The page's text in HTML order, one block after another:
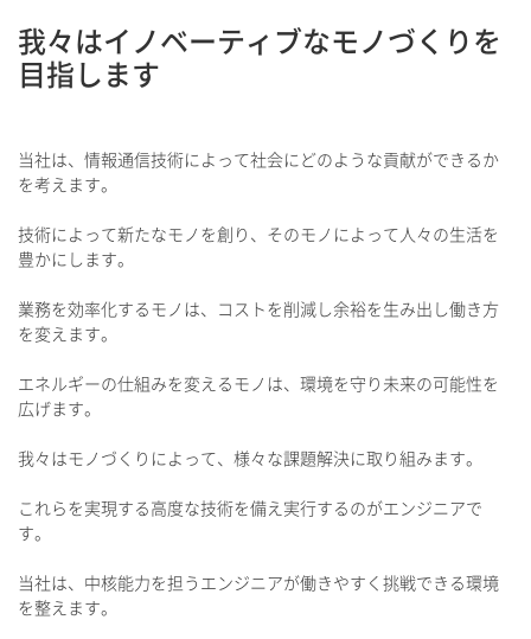
我々はイノベーティブなモノづくりを
目指します
当社は、情報通信技術によって社会にどのような貢献ができるか
を考えます。
技術によって新たなモノを創り、そのモノによって人々の生活を
豊かにします。
業務を効率化するモノは、コストを削減し余裕を生み出し働き方
を変えます。
エネルギーの仕組みを変えるモノは、環境を守り未来の可能性を
広げます。
我々はモノづくりによって、様々な課題解決に取り組みます。
これらを実現する高度な技術を備え実行するのがエンジニアで
す。
当社は、中核能力を担うエンジニアが働きやすく挑戦できる環境
を整えます。